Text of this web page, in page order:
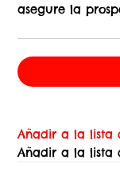
asegure la
Añadir a la lista
Añadir a la lista